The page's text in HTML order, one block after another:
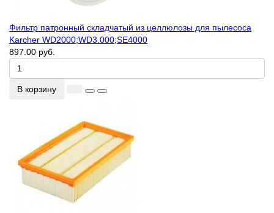
Фильтр патронный складчатый из целлюлозы для пылесоса
Karcher WD2000;WD3.000;SE4000
897.00 руб.
В корзину